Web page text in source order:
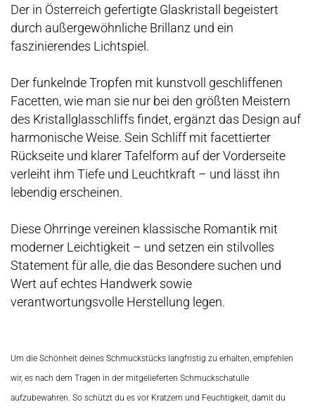
Der in Österreich gefertigte Glaskristall begeistert
durch außergewöhnliche Brillanz und ein
faszinierendes Lichtspiel.
Der funkelnde Tropfen mit kunstvoll geschliffenen
Facetten, wie man sie nur bei den größten Meistern
des Kristallglasschliffs findet, ergänzt das Design auf
harmonische Weise. Sein Schliff mit facettierter
Rückseite und klarer Tafelform auf der Vorderseite
verleiht ihm Tiefe und Leuchtkraft – und lässt ihn
lebendig erscheinen.
Diese Ohrringe vereinen klassische Romantik mit
moderner Leichtigkeit – und setzen ein stilvolles
Statement für alle, die das Besondere suchen und
Wert auf echtes Handwerk sowie
verantwortungsvolle Herstellung legen.
Um die Schönheit deines Schmuckstücks langfristig zu erhalten, empfehlen
wir, es nach dem Tragen in der mitgelieferten Schmuckschatulle
aufzubewahren. So schützt du es vor Kratzern und Feuchtigkeit, damit du